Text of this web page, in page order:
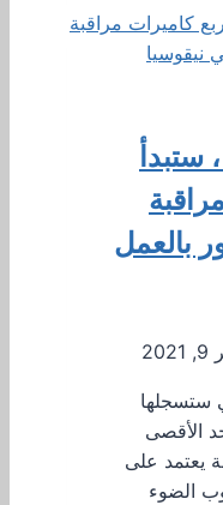
، ستبدأ
بالعمل
ستسجلها
الأقصى
يعتمد على
الضوء